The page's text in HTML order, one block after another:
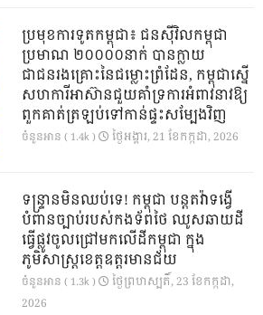
ប្រមុខការទូតកម្ពុជា៖ ជនស៊ីវិលកម្ពុជា
ប្រមាណ ២០០០០នាក់ បានក្លាយ
ជាជនរងគ្រោះនៃជម្លោះព្រំដែន, កម្ពុជាស្នើ
សហការីអាស៊ានជួយគាំទ្រការអំពាវនាវឱ្យ
ពួកគាត់ត្រឡប់ទៅកាន់ផ្ទះសម្បែងវិញ
ចំនួនអាន ( 1.4k ) ថ្ងៃ​អង្គារ, 21 ខែ​កក្កដា, 2026
ទន្ទ្រានមិនឈប់ទេ! កម្ពុជា បន្តតវ៉ាទង្វើ
បំពានច្បាប់របស់កងទ័ពថៃ ឈូសឆាយដី
ធ្វើផ្លូវចូលជ្រៅមកលើដីកម្ពុជា ក្នុង
ភូមិសាស្ត្រខេត្តឧត្តរមានជ័យ
ចំនួនអាន ( 1.3k )
ថ្ងៃ​ព្រហស្បតិ៍, 23 ខែ​កក្កដា,
2026